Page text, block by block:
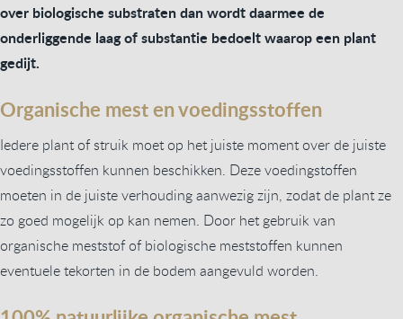
over biologische substraten dan wordt daarmee de
onderliggende laag of substantie bedoelt waarop een plant
gedijt.
Organische mest en voedingsstoffen
Iedere plant of struik moet op het juiste moment over de juiste
voedingsstoffen kunnen beschikken. Deze voedingstoffen
moeten in de juiste verhouding aanwezig zijn, zodat de plant ze
zo goed mogelijk op kan nemen. Door het gebruik van
organische meststof of biologische meststoffen kunnen
eventuele tekorten in de bodem aangevuld worden.